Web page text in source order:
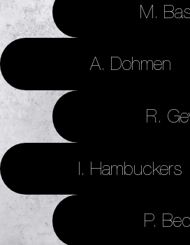
M.
A. Dohmen
R.
I. Hambuckers
P.